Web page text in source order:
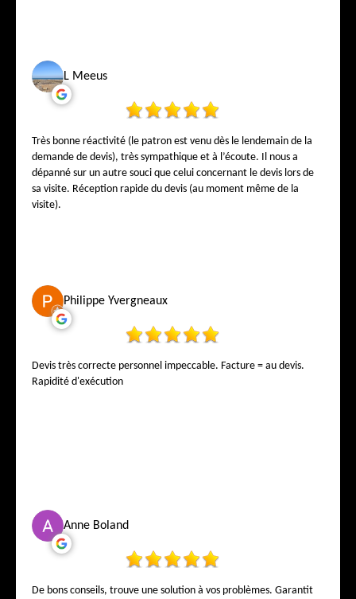
L Meeus
Très bonne réactivité (le patron est venu dès le lendemain de la
demande de devis), très sympathique et à l’écoute. Il nous a
dépanné sur un autre souci que celui concernant le devis lors de
sa visite. Réception rapide du devis (au moment même de la
visite).
Philippe Yvergneaux
Devis très correcte personnel impeccable. Facture = au devis.
Rapidité d'exécution
Anne Boland
De bons conseils, trouve une solution à vos problèmes. Garantit